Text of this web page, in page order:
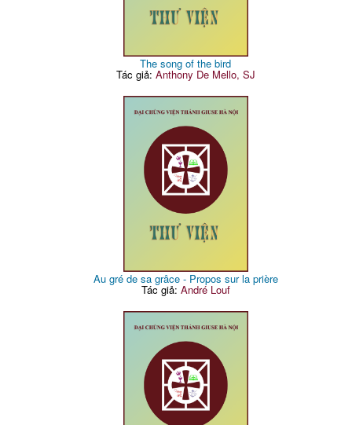
The song of the bird
Tác giả: Anthony De Mello, SJ
Au gré de sa grâce - Propos sur la prière
Tác giả: André Louf